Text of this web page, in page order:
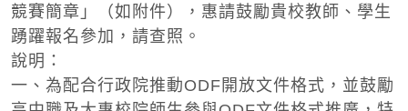
競賽簡章」（如附件），惠請鼓勵貴校教師、學生
踴躍報名參加，請查照。
說明：
一、為配合行政院推動ODF開放文件格式，並鼓勵